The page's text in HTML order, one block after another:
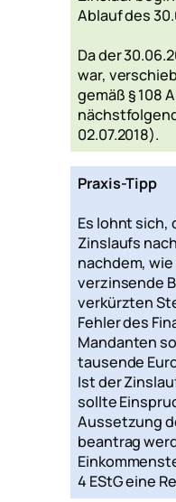
Ablauf des
Da der
war,
gemäß § 108
02.07.2018).
Praxis-Tipp
Es lohnt sich,
Zinslaufs
nachdem,
verzinsende
verkürzten
Fehler des
Mandanten
tausende
Ist der
sollte
Aussetzung
beantrag
4 EStG eine